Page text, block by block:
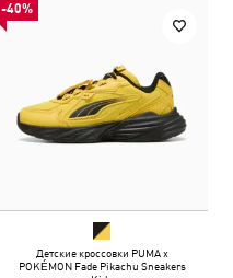
-40%
Детские кроссовки PUMA x
POKÉMON Fade Pikachu Sneakers